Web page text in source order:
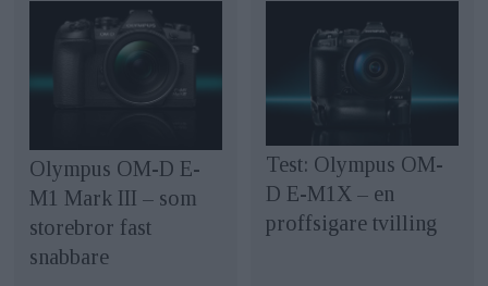
Olympus OM-D E-
M1 Mark III – som
storebror fast
snabbare
Test: Olympus OM-
D E-M1X – en
proffsigare tvilling